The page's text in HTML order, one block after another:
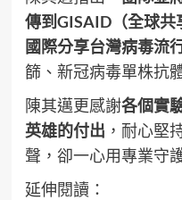
傳到GISAID（全球
國際分享台灣病毒流
篩、新冠病毒單株抗
陳其邁更感謝各個實
英雄的付出 ，耐心堅
聲，卻一心用專業守
延伸閱讀：